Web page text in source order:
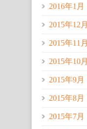
2016年1月
2015年12月
2015年11月
2015年10月
2015年9月
2015年8月
2015年7月